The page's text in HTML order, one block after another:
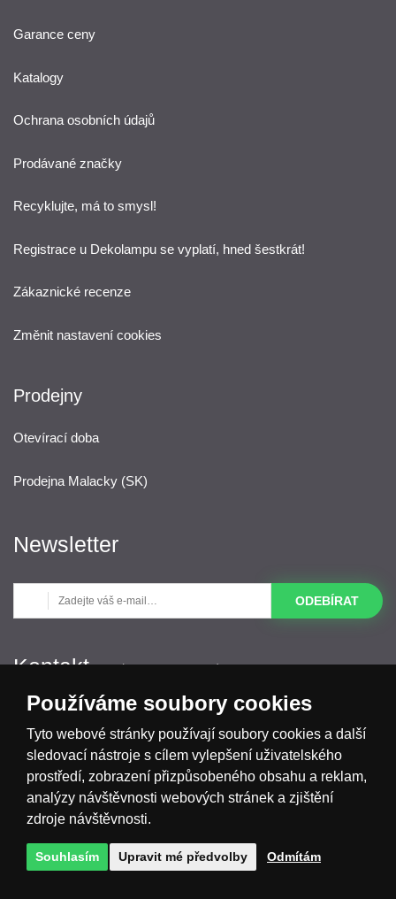
Garance ceny
Katalogy
Ochrana osobních údajů
Prodávané značky
Recyklujte, má to smysl!
Registrace u Dekolampu se vyplatí, hned šestkrát!
Zákaznické recenze
Změnit nastavení cookies
Prodejny
Otevírací doba
Prodejna Malacky (SK)
Newsletter
ODEBÍRAT
Kontakt(Po-Pá 9:00-16:00) pracovní dny
+420 533 533 193
info@dekolamp.cz
Používáme soubory cookies
Tyto webové stránky používají soubory cookies a další
sledovací nástroje s cílem vylepšení uživatelského
prostředí, zobrazení přizpůsobeného obsahu a reklam,
analýzy návštěvnosti webových stránek a zjištění
zdroje návštěvnosti.
Souhlasím Upravit mé předvolby Odmítám